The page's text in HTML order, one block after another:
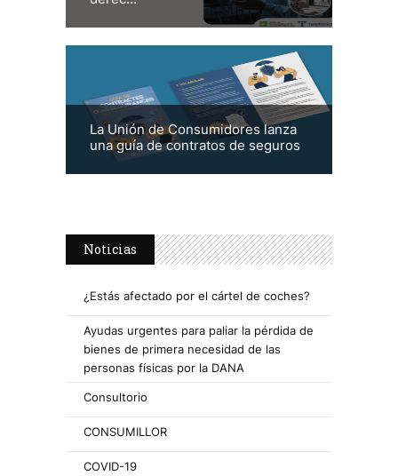
La Unión de Consumidores lanza
una guía de contratos de seguros
Noticias
¿Estás afectado por el cártel de coches?
Ayudas urgentes para paliar la pérdida de
bienes de primera necesidad de las
personas físicas por la DANA
Consultorio
CONSUMILLOR
COVID-19